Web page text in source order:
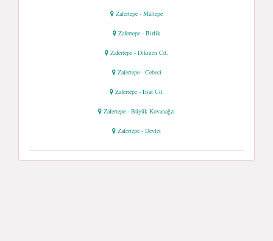
Zafertepe - Maltepe
Zafertepe - Birlik
Zafertepe - Dikmen Cd.
Zafertepe - Cebeci
Zafertepe - Esat Cd.
Zafertepe - Büyük Kovanağzı
Zafertepe - Devlet